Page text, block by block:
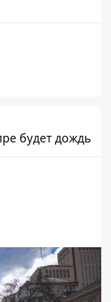
будет дождь